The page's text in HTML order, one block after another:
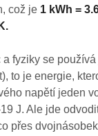
což je 1 kWh =
fyziky se
to je energie,
napětí jeden
J. Ale jde
přes